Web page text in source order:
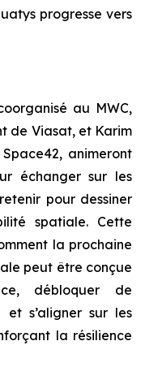
progresse vers
au MWC,
de Viasat, et Karim
animeront
échanger sur les
pour dessiner
spatiale. Cette
la prochaine
peut être conçue
débloquer de
s’aligner sur les
la résilience